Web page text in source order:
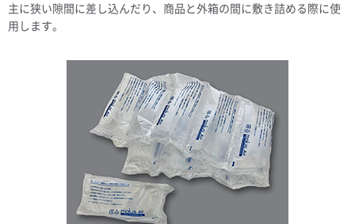
主に狭い隙間に差し込んだり、商品と外箱の間に敷き詰める際に使
用します。